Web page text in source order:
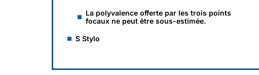
La polyvalence offerte par les trois points
focaux ne peut être sous-estimée.
S Stylo